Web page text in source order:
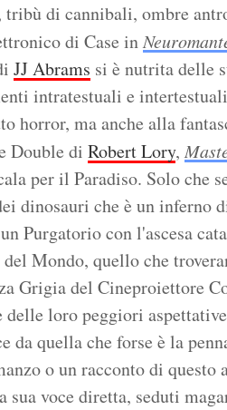
di cannibali, ombre
di Case in
JJ Abrams si è nutrita delle
intratestuali e
horror, ma anche alla
Double di Robert Lory,
per il Paradiso. Solo che
dinosauri che è un inferno
Purgatorio con l'ascesa
Mondo, quello che
Grigia del Cineproiettore
loro peggiori
da quella che forse è la
o un racconto di questo
sua voce diretta, seduti